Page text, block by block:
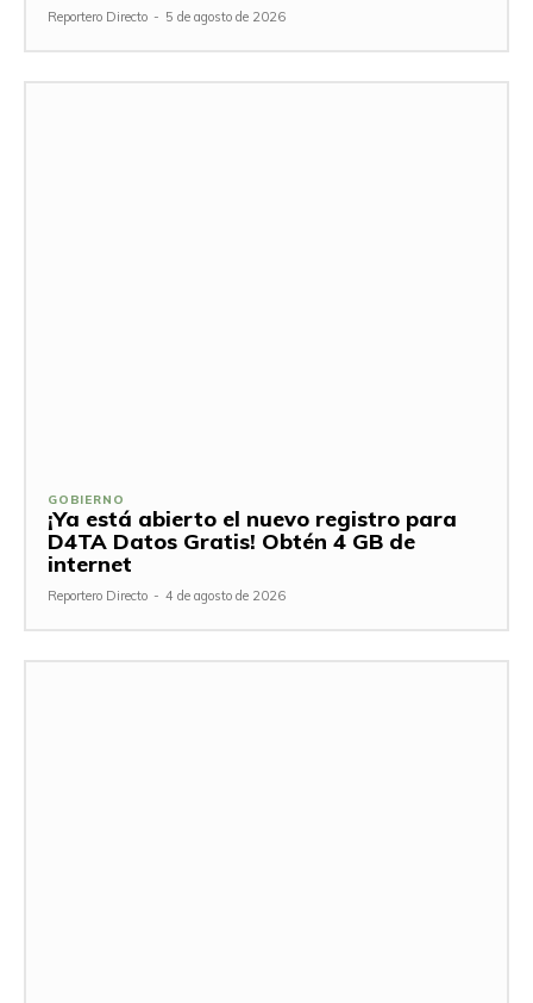
Reportero Directo - 5 de agosto de 2026
GOBIERNO
¡Ya está abierto el nuevo registro para
D4TA Datos Gratis! Obtén 4 GB de
internet
Reportero Directo - 4 de agosto de 2026